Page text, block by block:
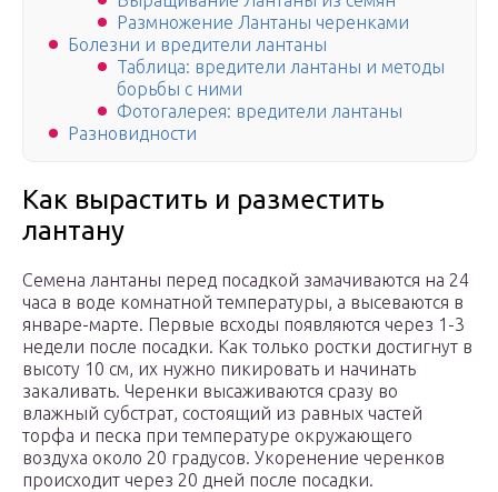
Размножение Лантаны черенками
Болезни и вредители лантаны
Таблица: вредители лантаны и методы
борьбы с ними
Фотогалерея: вредители лантаны
Разновидности
Как вырастить и разместить
лантану
Семена лантаны перед посадкой замачиваются на 24
часа в воде комнатной температуры, а высеваются в
январе-марте. Первые всходы появляются через 1-3
недели после посадки. Как только ростки достигнут в
высоту 10 см, их нужно пикировать и начинать
закаливать. Черенки высаживаются сразу во
влажный субстрат, состоящий из равных частей
торфа и песка при температуре окружающего
воздуха около 20 градусов. Укоренение черенков
происходит через 20 дней после посадки.